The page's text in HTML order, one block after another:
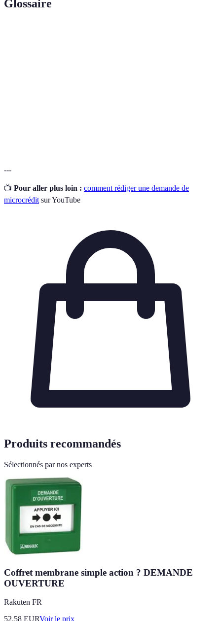
Glossaire
---
📺 Pour aller plus loin : comment rédiger une demande de
microcrédit sur YouTube
Produits recommandés
Sélectionnés par nos experts
Coffret membrane simple action ? DEMANDE
OUVERTURE
Rakuten FR
52.58 EURVoir le prix